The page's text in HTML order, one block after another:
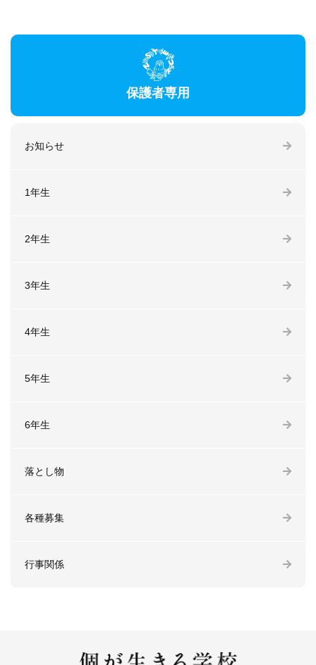
保護者専用
お知らせ
1年生
2年生
3年生
4年生
5年生
6年生
落とし物
各種募集
行事関係